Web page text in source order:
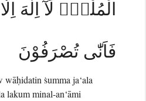
الْمُلْكُۗ لَآ اِلٰهَ
فَاَنّٰى تُصْرَفُوْنَ
ṡumma ja‘ala
lakum minal-an‘āmi